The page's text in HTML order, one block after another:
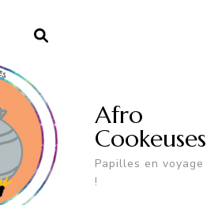
Afro
Cookeuses
Papilles en voyage
!